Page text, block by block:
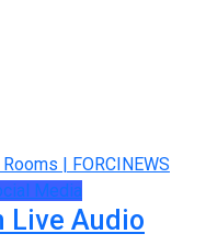
Media
Live Audio